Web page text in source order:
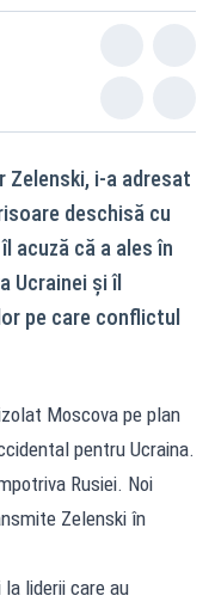
Zelenski, i-a adresat
deschisă cu
acuză că a ales în
Ucrainei și îl
pe care conflictul
Moscova pe plan
pentru Ucraina.
Rusiei. Noi
Zelenski în
liderii care au